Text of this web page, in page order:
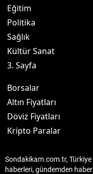
Eğitim
Politika
Sağlık
Kültür Sanat
3. Sayfa
Borsalar
Altın Fiyatları
Döviz Fiyatları
Kripto Paralar
Sondakikam.com.tr,
haberleri, gündemden